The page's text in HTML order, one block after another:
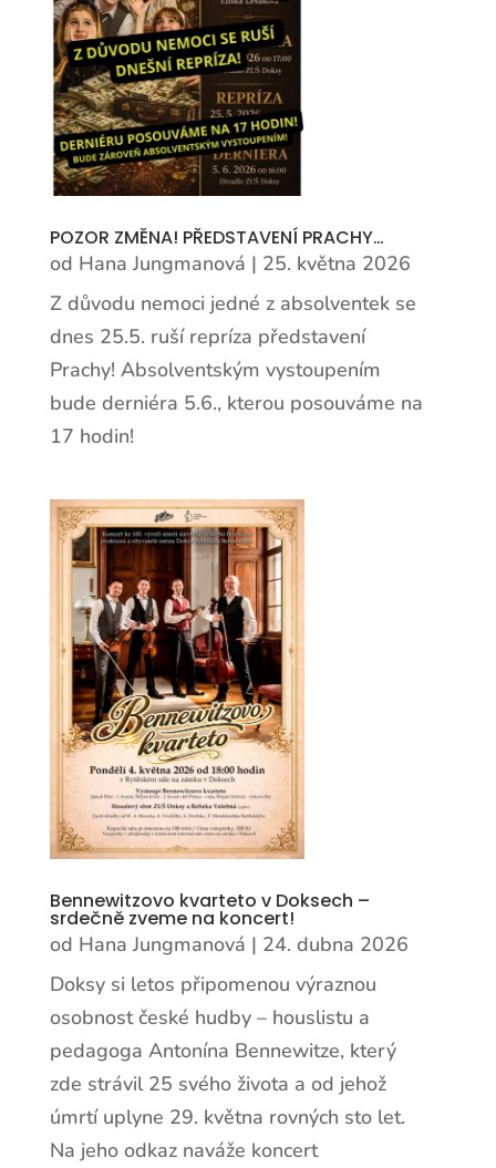
POZOR ZMĚNA! PŘEDSTAVENÍ PRACHY…
od Hana Jungmanová | 25. května 2026
Z důvodu nemoci jedné z absolventek se
dnes 25.5. ruší repríza představení
Prachy! Absolventským vystoupením
bude derniéra 5.6., kterou posouváme na
17 hodin!
Bennewitzovo kvarteto v Doksech –
srdečně zveme na koncert!
od Hana Jungmanová | 24. dubna 2026
Doksy si letos připomenou výraznou
osobnost české hudby – houslistu a
pedagoga Antonína Bennewitze, který
zde strávil 25 svého života a od jehož
úmrtí uplyne 29. května rovných sto let.
Na jeho odkaz naváže koncert